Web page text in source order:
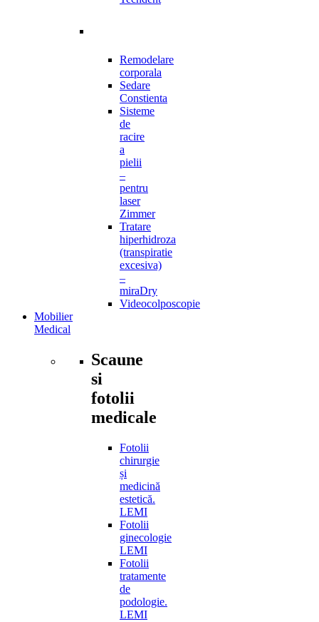
Remodelare
corporala
Sedare
Constienta
Sisteme
de
racire
a
pielii
–
pentru
laser
Zimmer
Tratare
hiperhidroza
(transpiratie
excesiva)
–
miraDry
Videocolposcopie
Mobilier
Medical
Scaune
si
fotolii
medicale
Fotolii
chirurgie
și
medicină
estetică.
LEMI
Fotolii
ginecologie
LEMI
Fotolii
tratamente
de
podologie.
LEMI